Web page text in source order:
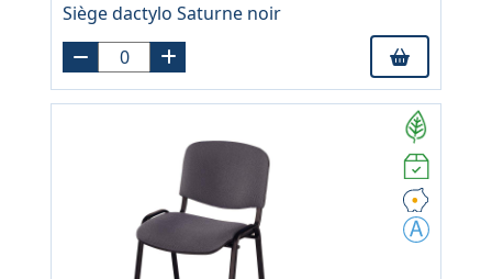
Siège dactylo Saturne noir